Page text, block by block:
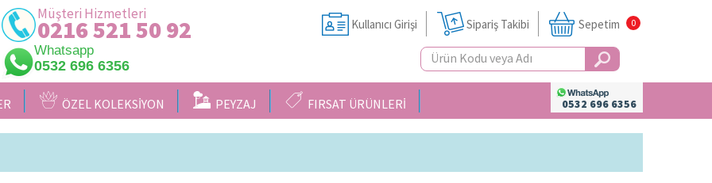
Müşteri Hizmetleri
0216 521 50 92
Whatsapp
0532 696 6356
Kullanıcı Girişi Sipariş Takibi Sepetim 0
ÖZEL KOLEKSİYON PEYZAJ FIRSAT ÜRÜNLERİ 0532 696 6356